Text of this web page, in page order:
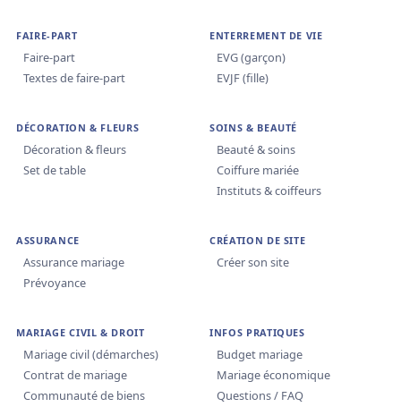
FAIRE-PART
Faire-part
Textes de faire-part
ENTERREMENT DE VIE
EVG (garçon)
EVJF (fille)
DÉCORATION & FLEURS
Décoration & fleurs
Set de table
SOINS & BEAUTÉ
Beauté & soins
Coiffure mariée
Instituts & coiffeurs
ASSURANCE
Assurance mariage
Prévoyance
CRÉATION DE SITE
Créer son site
MARIAGE CIVIL & DROIT
Mariage civil (démarches)
Contrat de mariage
Communauté de biens
INFOS PRATIQUES
Budget mariage
Mariage économique
Questions / FAQ